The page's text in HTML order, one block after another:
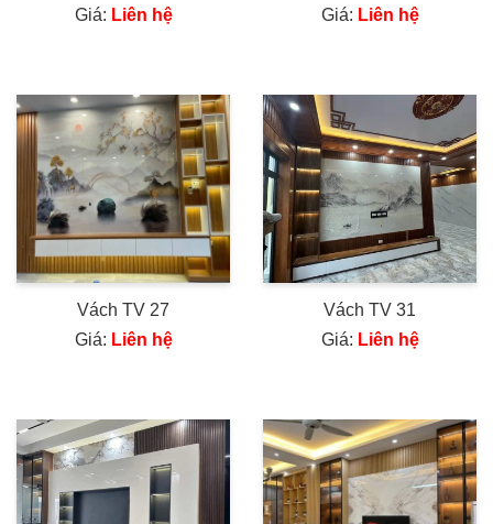
Giá: Liên hệ
Giá: Liên hệ
Vách TV 27
Giá: Liên hệ
Vách TV 31
Giá: Liên hệ